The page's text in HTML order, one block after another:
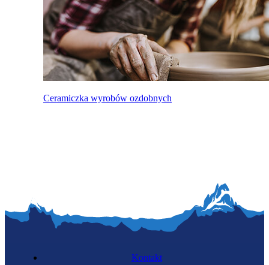
Ceramiczka wyrobów ozdobnych
Kontakt